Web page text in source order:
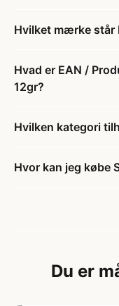
Hvilket mærke står
Hvad er EAN /
12gr?
Hvilken kategori
Hvor kan jeg købe
Du er